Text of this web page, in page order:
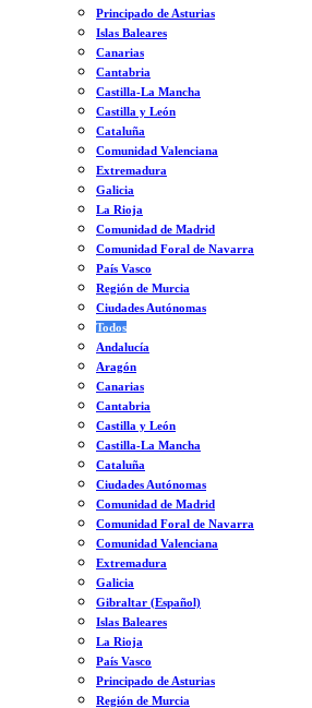
Principado de Asturias
Islas Baleares
Canarias
Cantabria
Castilla-La Mancha
Castilla y León
Cataluña
Comunidad Valenciana
Extremadura
Galicia
La Rioja
Comunidad de Madrid
Comunidad Foral de Navarra
País Vasco
Región de Murcia
Ciudades Autónomas
Todos
Andalucía
Aragón
Canarias
Cantabria
Castilla y León
Castilla-La Mancha
Cataluña
Ciudades Autónomas
Comunidad de Madrid
Comunidad Foral de Navarra
Comunidad Valenciana
Extremadura
Galicia
Gibraltar (Español)
Islas Baleares
La Rioja
País Vasco
Principado de Asturias
Región de Murcia